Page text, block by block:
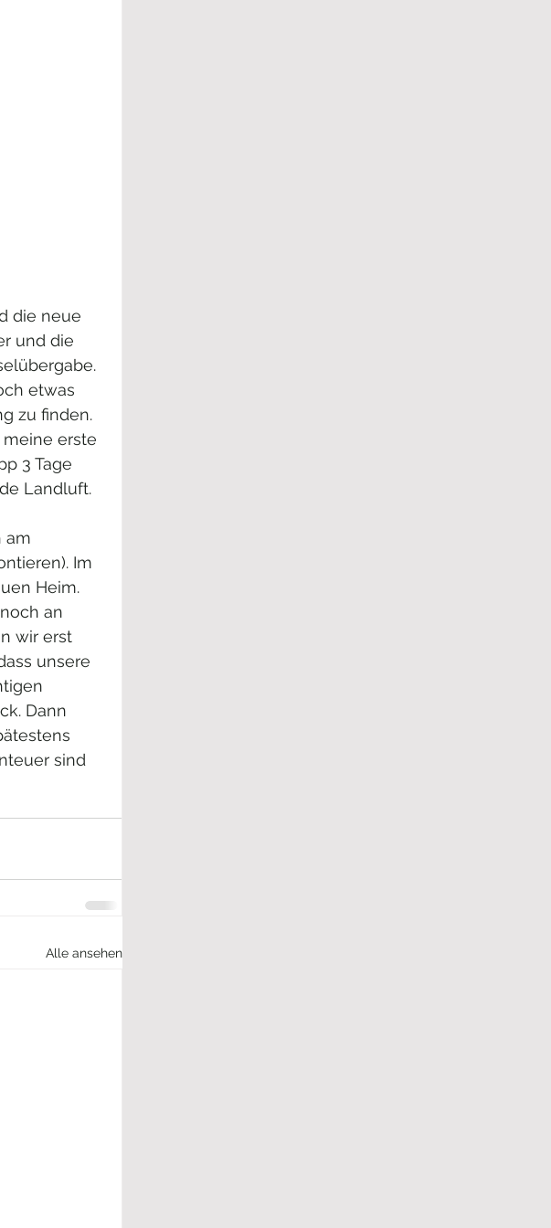
die neue
und die
etwas
zu finden.
erste
3 Tage
Landluft.
am
Im
Heim.
an
wir erst
unsere
Dann
sind
Alle ansehen